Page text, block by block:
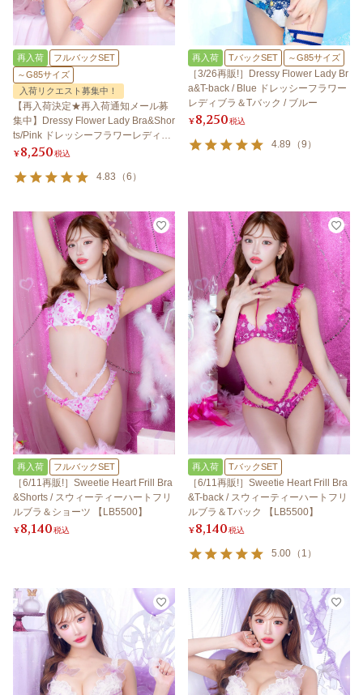
再入荷
フルバックSET
～G85サイズ
入荷リクエスト募集中！
【再入荷決定★再入荷通知メール募
集中】Dressy Flower Lady Bra&Shor
ts/Pink ドレッシーフラワーレディブ
ラ＆ショーツ /ピンク
¥8,250税込
4.83 （6 ）
再入荷 TバックSET ～G85サイズ
［3/26再販!］Dressy Flower Lady Br
a&T-back / Blue ドレッシーフラワー
レディブラ＆Tバック / ブルー
¥8,250税込
4.89 （9 ）
再入荷 フルバックSET
［6/11再販!］Sweetie Heart Frill Bra
&Shorts / スウィーティーハートフリ
ルブラ＆ショーツ 【LB5500】
¥8,140税込
再入荷 TバックSET
［6/11再販!］Sweetie Heart Frill Bra
&T-back / スウィーティーハートフリ
ルブラ＆Tバック 【LB5500】
¥8,140税込
5.00 （ 1 ）